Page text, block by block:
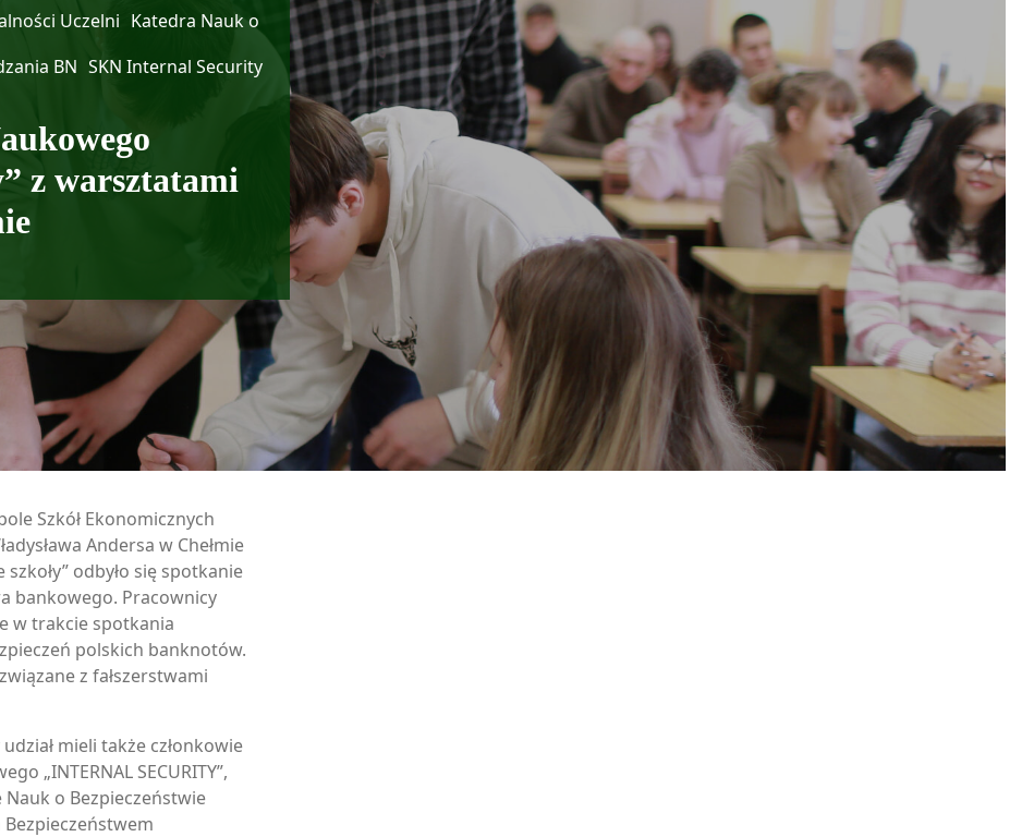
Uczelni Katedra Nauk o
BN SKN Internal Security
z warsztatami
Szkół Ekonomicznych
Andersa w Chełmie
odbyło się spotkanie
bankowego. Pracownicy
w trakcie spotkania
polskich banknotów.
z fałszerstwami
mieli także członkowie
„INTERNAL SECURITY”,
Nauk o Bezpieczeństwie